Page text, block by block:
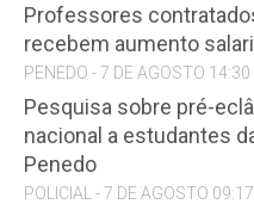
Professores
recebem aumento
PENEDO - 7 DE AGOSTO 14:30
Pesquisa sobre pré-
nacional a estudantes
Penedo
POLICIAL - 7 DE AGOSTO 09:17